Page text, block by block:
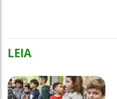
LEIA